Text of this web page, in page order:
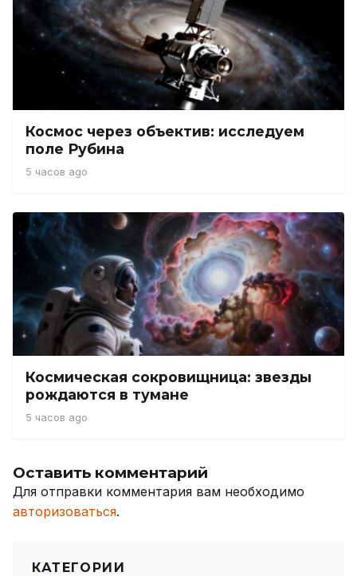
Космос через объектив: исследуем
поле Рубина
5 часов ago
Космическая сокровищница: звезды
рождаются в тумане
5 часов ago
Оставить комментарий
Для отправки комментария вам необходимо
авторизоваться.
КАТЕГОРИИ